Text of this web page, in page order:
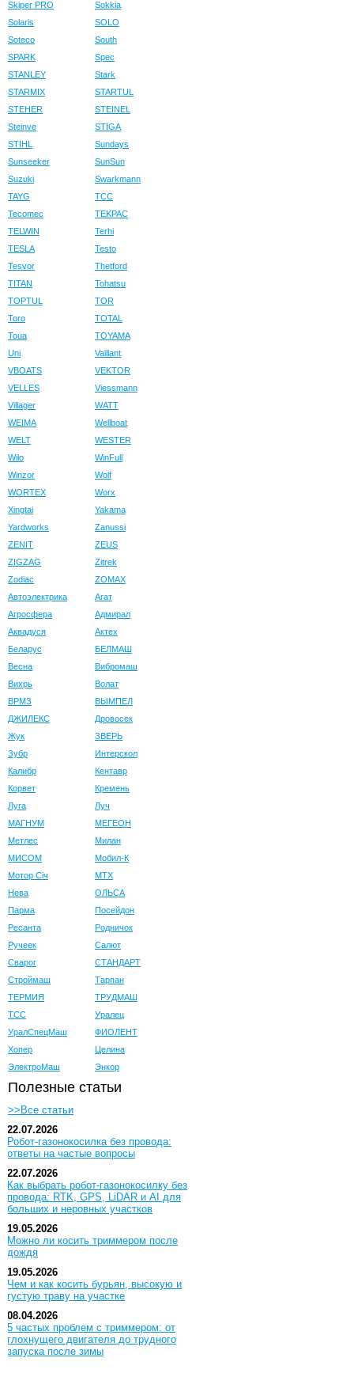
Skiper PRO
Sokkia
Solaris
SOLO
Soteco
South
SPARK
Spec
STANLEY
Stark
STARMIX
STARTUL
STEHER
STEINEL
Steinve
STIGA
STIHL
Sundays
Sunseeker
SunSun
Suzuki
Swarkmann
TAYG
TCC
Tecomec
TEKPAC
TELWIN
Terhi
TESLA
Testo
Tesvor
Thetford
TITAN
Tohatsu
TOPTUL
TOR
Toro
TOTAL
Toua
TOYAMA
Uni
Vaillant
VBOATS
VEKTOR
VELLES
Viessmann
Villager
WATT
WEIMA
Wellboat
WELT
WESTER
Wilo
WinFull
Winzor
Wolf
WORTEX
Worx
Xingtai
Yakama
Yardworks
Zanussi
ZENIT
ZEUS
ZIGZAG
Zitrek
Zodiac
ZOMAX
Автоэлектрика
Агат
Агросфера
Адмирал
Аквадуся
Актех
Беларус
БЕЛМАШ
Весна
Вибромаш
Вихрь
Волат
ВРМЗ
ВЫМПЕЛ
ДЖИЛЕКС
Дровосек
Жук
ЗВЕРЬ
Зубр
Интерскол
Калибр
Кентавр
Корвет
Кремень
Луга
Луч
МАГНУМ
МЕГЕОН
Метлес
Милан
МИСОМ
Мобил-К
Мотор Сiч
МТХ
Нева
ОЛЬСА
Парма
Посейдон
Ресанта
Родничок
Ручеек
Салют
Сварог
СТАНДАРТ
Строймаш
Тарпан
ТЕРМИЯ
ТРУДМАШ
ТСС
Уралец
УралСпецМаш
ФИОЛЕНТ
Хопер
Целина
ЭлектроМаш
Энкор
Полезные статьи
>>Все статьи
22.07.2026
Робот-газонокосилка без провода:
ответы на частые вопросы
22.07.2026
Как выбрать робот-газонокосилку без
провода: RTK, GPS, LiDAR и AI для
больших и неровных участков
19.05.2026
Можно ли косить триммером после
дождя
19.05.2026
Чем и как косить бурьян, высокую и
густую траву на участке
08.04.2026
5 частых проблем с триммером: от
глохнущего двигателя до трудного
запуска после зимы